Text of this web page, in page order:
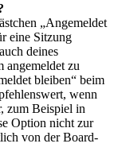
„Angemeldet
eine Sitzung
deines
angemeldet zu
bleiben“ beim
wenn
zum Beispiel in
Option nicht zur
von der Board-